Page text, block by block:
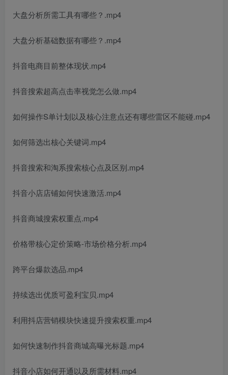
大盘分析所需工具有哪些？.mp4
大盘分析基础数据有哪些？.mp4
抖音电商目前整体现状.mp4
抖音搜索超高点击率视觉怎么做.mp4
如何操作S单计划以及核心注意点还有哪些雷区不能碰.mp4
如何筛选出核心关键词.mp4
抖音搜索和淘系搜索核心点及区别.mp4
抖音小店店铺如何快速激活.mp4
抖音商城搜索权重点.mp4
价格带核心定价策略-市场价格分析.mp4
跨平台爆款选品.mp4
持续选出优质可盈利宝贝.mp4
利用抖店营销模块快速提升搜索权重.mp4
如何快速制作抖音商城高曝光标题.mp4
抖音小店如何开通以及所需材料.mp4